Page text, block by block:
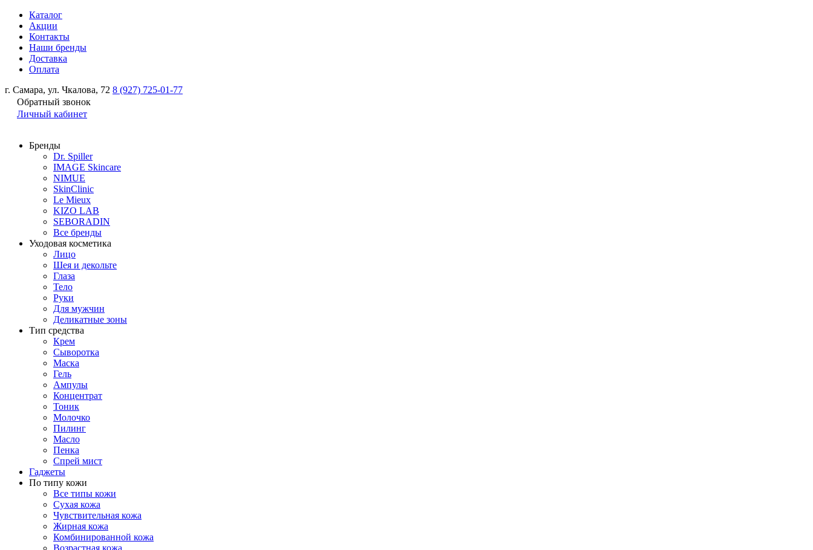
Каталог
Акции
Контакты
Наши бренды
Доставка
Оплата
г. Самара, ул. Чкалова, 72 8 (927) 725-01-77
Обратный звонок
Личный кабинет
Бренды
Dr. Spiller
IMAGE Skincare
NIMUE
SkinClinic
Le Mieux
KIZO LAB
SEBORADIN
Все бренды
Уходовая косметика
Лицо
Шея и декольте
Глаза
Тело
Руки
Для мужчин
Деликатные зоны
Тип средства
Крем
Сыворотка
Маска
Гель
Ампулы
Концентрат
Тоник
Молочко
Пилинг
Масло
Пенка
Спрей мист
Гаджеты
По типу кожи
Все типы кожи
Сухая кожа
Чувствительная кожа
Жирная кожа
Комбинированной кожа
Возрастная кожа